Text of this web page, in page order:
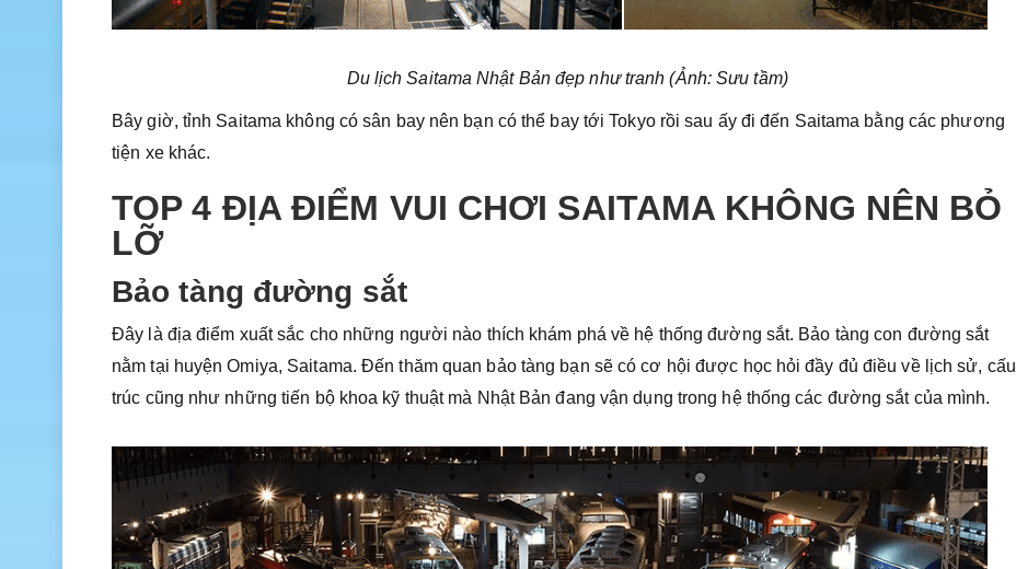
Du lịch Saitama Nhật Bản đẹp như tranh (Ảnh: Sưu tầm)
Bây giờ, tỉnh Saitama không có sân bay nên bạn có thể bay tới Tokyo rồi sau ấy đi đến Saitama bằng các phương
tiện xe khác.
TOP 4 ĐỊA ĐIỂM VUI CHƠI SAITAMA KHÔNG NÊN BỎ
LỠ
Bảo tàng đường sắt
Đây là địa điểm xuất sắc cho những người nào thích khám phá về hệ thống đường sắt. Bảo tàng con đường sắt
nằm tại huyện Omiya, Saitama. Đến thăm quan bảo tàng bạn sẽ có cơ hội được học hỏi đầy đủ điều về lịch sử, cấu
trúc cũng như những tiến bộ khoa kỹ thuật mà Nhật Bản đang vận dụng trong hệ thống các đường sắt của mình.